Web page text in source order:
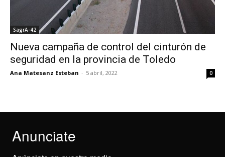
SagrA-42
Nueva campaña de control del cinturón de
seguridad en la provincia de Toledo
Ana Matesanz Esteban - 5 abril, 2022 0
Anunciate